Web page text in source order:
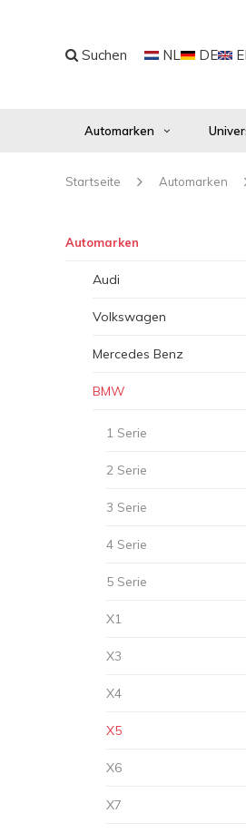
Suchen NL DE
Automarken
Startseite Automarken
Automarken
Audi
Volkswagen
Mercedes Benz
BMW
1 Serie
2 Serie
3 Serie
4 Serie
5 Serie
X1
X3
X4
X5
X6
X7